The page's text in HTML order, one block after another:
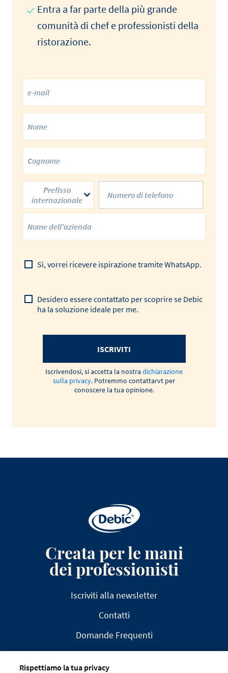
Entra a far parte della più grande
comunità di chef e professionisti della
ristorazione.
Prefisso
internazionale
Sì, vorrei ricevere ispirazione tramite WhatsApp.
Desidero essere contattato per scoprire se Debic
ha la soluzione ideale per me.
ISCRIVITI
Iscrivendosi, si accetta la nostra dichiarazione
sulla privacy. Potremmo contattarvt per
conoscere la tua opinione.
Creata per le mani
dei professionisti
Iscriviti alla newsletter
Contatti
Domande Frequenti
Rispettiamo la tua privacy